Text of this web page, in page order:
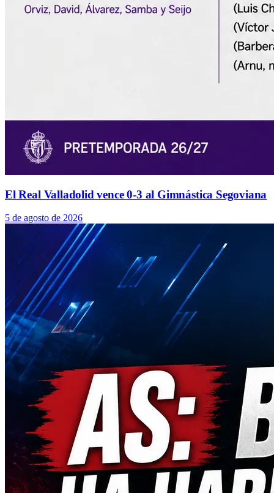
El Real Valladolid vence 0-3 al Gimnástica Segoviana
5 de agosto de 2026